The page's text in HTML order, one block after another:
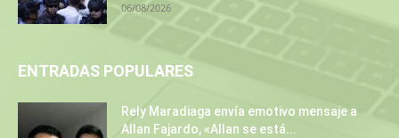
06/08/2026
ENTRADAS POPULARES
Rely Maradiaga envía emotivo mensaje a
Allan Fajardo, «Allan se está...